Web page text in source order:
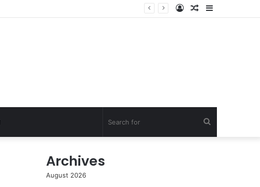
Sidebar
Random
Log
Archives
August 2026